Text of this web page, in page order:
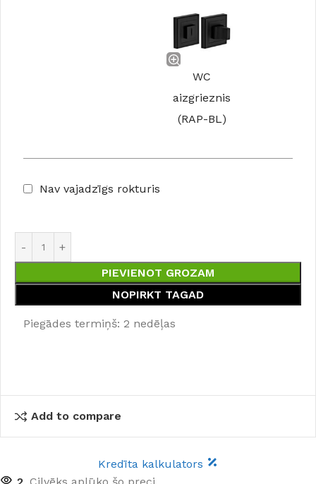
WC
aizgrieznis
(RAP-BL)
Nav vajadzīgs rokturis
PIEVIENOT GROZAM
NOPIRKT TAGAD
Piegādes termiņš: 2 nedēļas
Add to compare
Kredīta kalkulators
2 Cilvēks aplūko šo preci